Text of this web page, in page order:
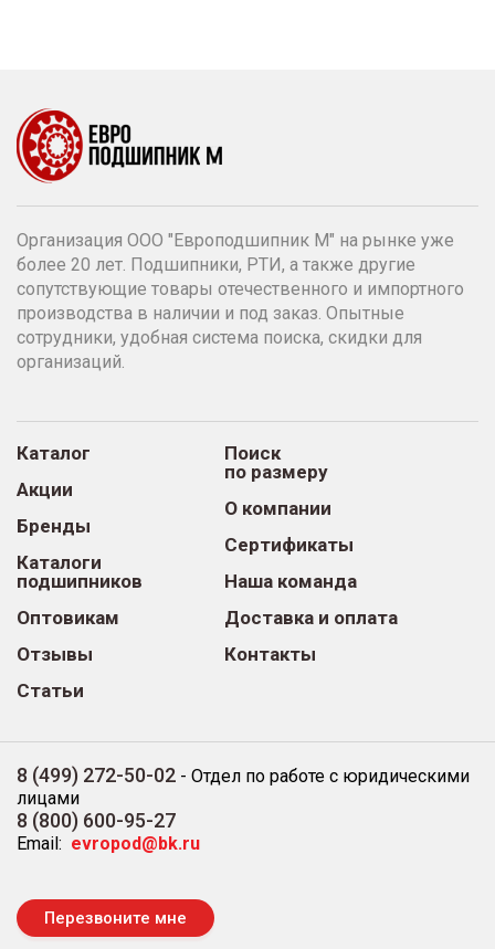
Организация ООО "Европодшипник М" на рынке уже
более 20 лет. Подшипники, РТИ, а также другие
сопутствующие товары отечественного и импортного
производства в наличии и под заказ. Опытные
сотрудники, удобная система поиска, скидки для
организаций.
Каталог
Акции
Бренды
Каталоги
подшипников
Оптовикам
Отзывы
Статьи
Поиск
по размеру
О компании
Сертификаты
Наша команда
Доставка и оплата
Контакты
8 (499) 272-50-02 - Отдел по работе с юридическими
лицами
8 (800) 600-95-27
Email: evropod@bk.ru
Перезвоните мне